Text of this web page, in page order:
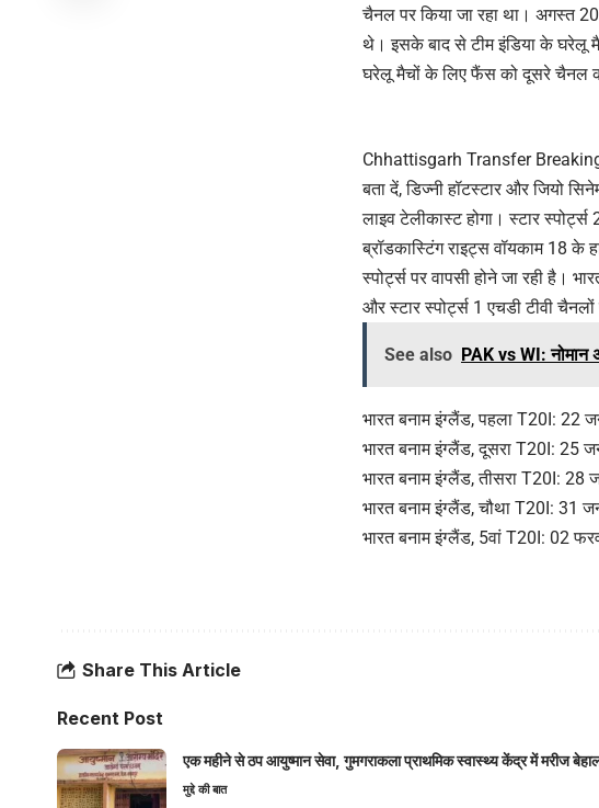
चैनल पर किया जा रहा था। अगस्त
थे। इसके बाद से टीम इंडिया के घरेलू
घरेलू मैचों के लिए फैंस को दूसरे चैनल
Chhattisgarh Transfer
बता दें, डिज्नी हॉटस्टार और जियो
लाइव टेलीकास्ट होगा। स्टार
ब्रॉडकास्टिंग राइट्स वॉयकाम 18 के
स्पोर्ट्स पर वापसी होने जा रही है।
और स्टार स्पोर्ट्स 1 एचडी टीवी
See also PAK vs WI: नोमान
भारत बनाम इंग्लैंड, पहला T20I: 22
भारत बनाम इंग्लैंड, दूसरा T20I: 25
भारत बनाम इंग्लैंड, तीसरा T20I: 28
भारत बनाम इंग्लैंड, चौथा T20I: 31
भारत बनाम इंग्लैंड, 5वां T20I: 02
Share This Article
Recent Post
एक महीने से ठप आयुष्मान सेवा, गुमगराकला प्राथमिक स्वास्थ्य केंद्र में मरीज
मुद्दे की बात